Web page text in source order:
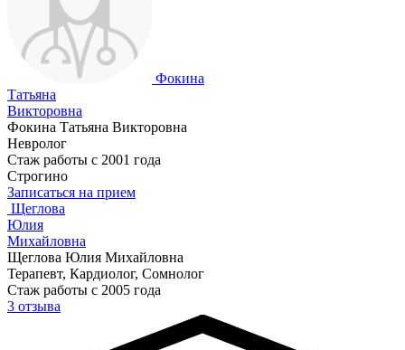
Фокина
Татьяна
Викторовна
Фокина Татьяна Викторовна
Невролог
Стаж работы с 2001 года
Строгино
Записаться на прием
Щеглова
Юлия
Михайловна
Щеглова Юлия Михайловна
Терапевт, Кардиолог, Сомнолог
Стаж работы с 2005 года
3 отзыва